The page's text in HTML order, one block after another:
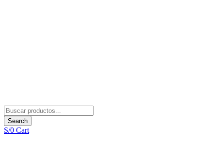
Search
S/0 Cart